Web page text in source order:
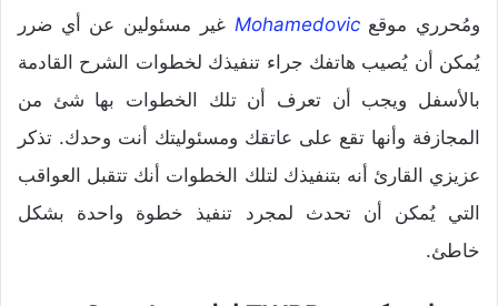
ومُحرري موقعMohamedovic غير مسئولين عن أي ضرر
يُمكن أن يُصيب هاتفك جراء تنفيذك لخطوات الشرح القادمة
بالأسفل ويجب أن تعرف أن تلك الخطوات بها شئ من
المجازفة وأنها تقع على عاتقك ومسئوليتك أنت وحدك. تذكر
عزيزي القارئ أنه بتنفيذك لتلك الخطوات أنك تتقبل العواقب
التي يُمكن أن تحدث لمجرد تنفيذ خطوة واحدة بشكل
خاطئ.